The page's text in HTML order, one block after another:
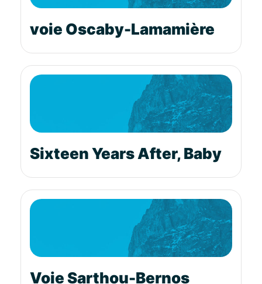
voie Oscaby-Lamamière
Sixteen Years After, Baby
Voie Sarthou-Bernos